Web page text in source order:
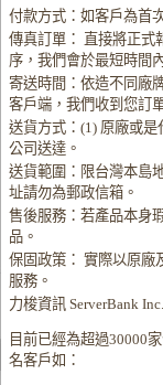
付款方式：如客戶為首
傳真訂單： 直接將正式
序，我們會於最短時間
寄送時間：依造不同廠
客戶端，我們收到您訂
送貨方式：(1) 原廠或是
公司送達。
送貨範圍：限台灣本島
址請勿為郵政信箱。
售後服務：若產品本身
品。
保固政策： 實際以原廠
服務。
力梭資訊 ServerBank
目前已經為超過30000
名客戶如：